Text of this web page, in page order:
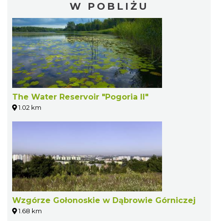
W POBLIŻU
The Water Reservoir "Pogoria II"
1.02 km
Wzgórze Gołonoskie w Dąbrowie Górniczej
1.68 km